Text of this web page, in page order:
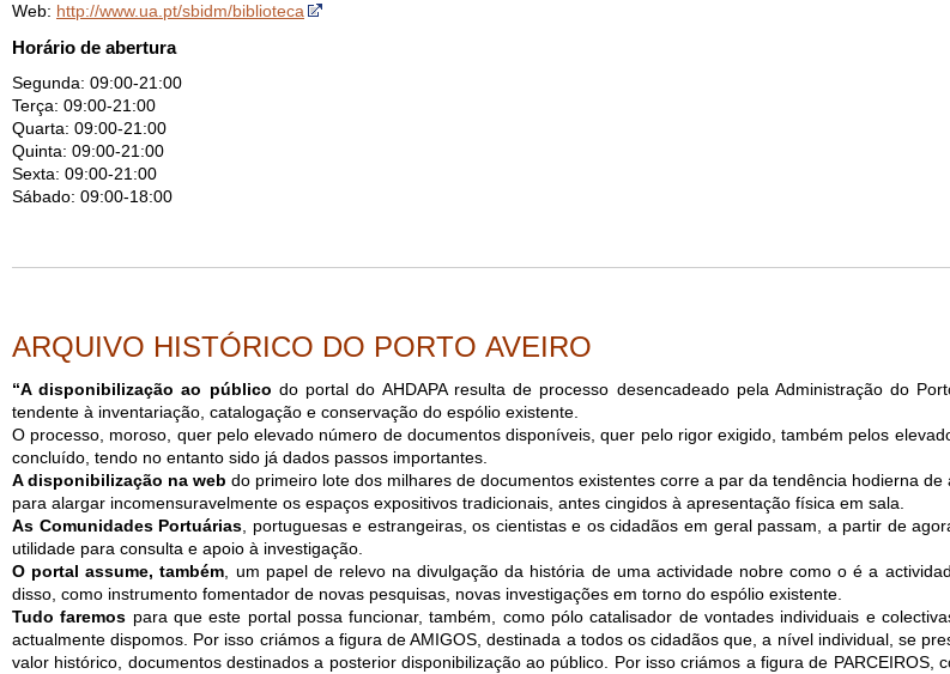
Web: http://www.ua.pt/sbidm/biblioteca
Horário de abertura
Segunda: 09:00-21:00
Terça: 09:00-21:00
Quarta: 09:00-21:00
Quinta: 09:00-21:00
Sexta: 09:00-21:00
Sábado: 09:00-18:00
ARQUIVO HISTÓRICO DO PORTO AVEIRO
“A disponibilização ao público do portal do AHDAPA resulta de processo desencadeado pela Administração do
tendente à inventariação, catalogação e conservação do espólio existente.
O processo, moroso, quer pelo elevado número de documentos disponíveis, quer pelo rigor exigido, também pelos
concluído, tendo no entanto sido já dados passos importantes.
A disponibilização na web do primeiro lote dos milhares de documentos existentes corre a par da tendência hodierna
para alargar incomensuravelmente os espaços expositivos tradicionais, antes cingidos à apresentação física em sala.
As Comunidades Portuárias , portuguesas e estrangeiras, os cientistas e os cidadãos em geral passam, a partir de
utilidade para consulta e apoio à investigação.
O portal assume, também , um papel de relevo na divulgação da história de uma actividade nobre como o é a
disso, como instrumento fomentador de novas pesquisas, novas investigações em torno do espólio existente.
Tudo faremos para que este portal possa funcionar, também, como pólo catalisador de vontades individuais e
actualmente dispomos. Por isso criámos a figura de AMIGOS, destinada a todos os cidadãos que, a nível individual, se
valor histórico, documentos destinados a posterior disponibilização ao público. Por isso criámos a figura de PARCEIROS,